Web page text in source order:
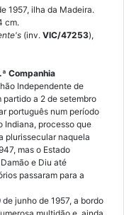
1957, ilha da Madeira.
cm.
(inv. VIC/47253),
Companhia
Independente de
partido a 2 de setembro
português num período
Indiana, processo que
plurissecular naquela
mas o Estado
e Diu até
passaram para a
junho de 1957, a bordo